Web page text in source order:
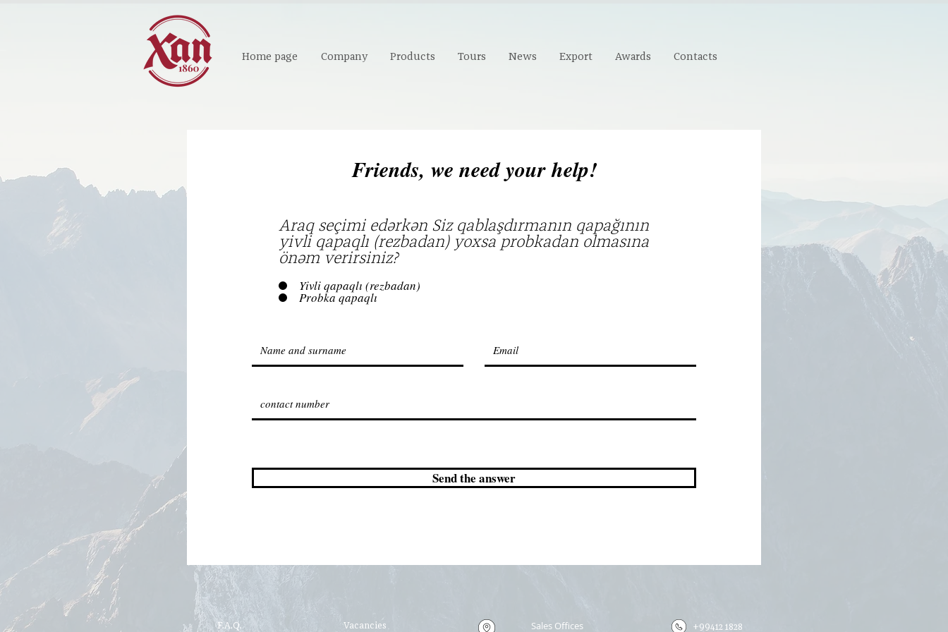
Home page Company Products Tours News Export Awards Contacts
Friends, we need your help!
Araq seçimi edərkən Siz qablaşdırmanın qapağının
yivli qapaqlı (rezbadan) yoxsa probkadan olmasına
önəm verirsiniz?
Yivli qapaqlı (rezbadan)
Probka qapaqlı
Send the answer
F.A.Q. Vacancies Sales Offices +99412 1828